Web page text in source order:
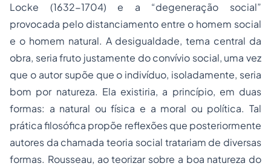
Locke (1632-1704) e a “degeneração social”
provocada pelo distanciamento entre o homem social
e o homem natural. A desigualdade, tema central da
obra, seria fruto justamente do convívio social, uma vez
que o autor supõe que o indivíduo, isoladamente, seria
bom por natureza. Ela existiria, a princípio, em duas
formas: a natural ou física e a moral ou política. Tal
prática filosófica propõe reflexões que posteriormente
autores da chamada teoria social tratariam de diversas
formas. Rousseau, ao teorizar sobre a boa natureza do